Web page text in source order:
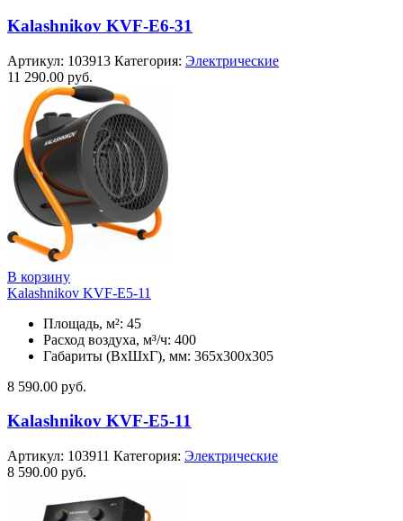
Kalashnikov KVF-E6-31
Артикул: 103913 Категория: Электрические
11 290.00 руб.
В корзину
Kalashnikov KVF-E5-11
Площадь, м²: 45
Расход воздуха, м³/ч: 400
Габариты (ВхШхГ), мм: 365x300x305
8 590.00 руб.
Kalashnikov KVF-E5-11
Артикул: 103911 Категория: Электрические
8 590.00 руб.